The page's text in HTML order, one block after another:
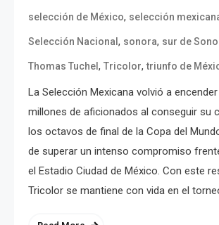
selección de México, selección
Selección Nacional , sonora, sur de
Thomas Tuchel , Tricolor,triunfo de
La Selección Mexicana volvió a
millones de aficionados al conseguir su
los octavos de final de la Copa del
de superar un intenso compromiso
el Estadio Ciudad de México. Con este
Tricolor se mantiene con vida en el